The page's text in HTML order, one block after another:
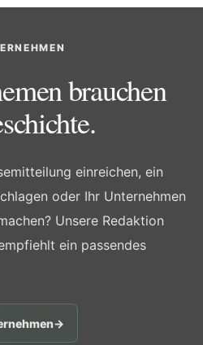
brauchen
einreichen, ein
oder Ihr Unternehmen
Unsere Redaktion
ein passendes
→